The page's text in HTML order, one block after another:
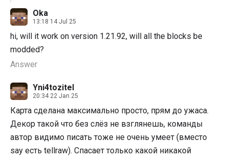
Oka
13:18 14 Jul 25
hi, will it work on version 1.21.92, will all the blocks be
modded?
Answer
Yni4tozitel
20:34 22 Jan 25
Карта сделана максимально просто, прям до ужаса.
Декор такой что без слёз не взглянешь, команды
автор видимо писать тоже не очень умеет (вместо
say есть tellraw). Спасает только какой никакой